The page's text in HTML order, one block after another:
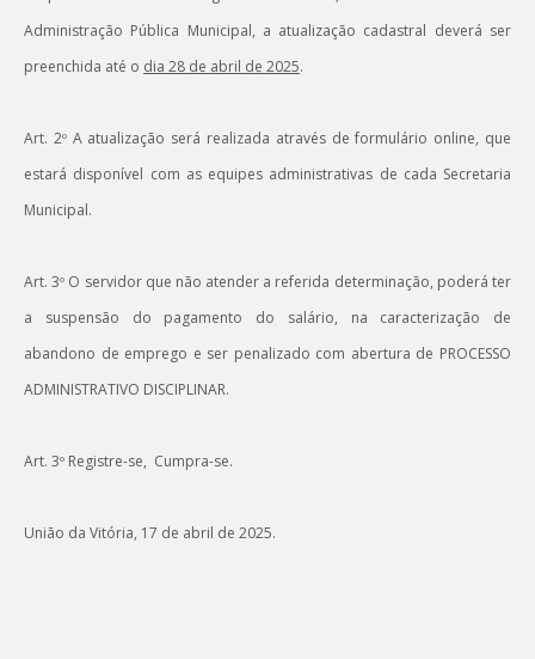
Administração Pública Municipal, a atualização cadastral deverá ser
preenchida até o dia 28 de abril de 2025.
Art. 2º A atualização será realizada através de formulário online, que
estará disponível com as equipes administrativas de cada Secretaria
Municipal.
Art. 3º O servidor que não atender a referida determinação, poderá ter
a suspensão do pagamento do salário, na caracterização de
abandono de emprego e ser penalizado com abertura de PROCESSO
ADMINISTRATIVO DISCIPLINAR.
Art. 3º Registre-se, Cumpra-se.
União da Vitória, 17 de abril de 2025.